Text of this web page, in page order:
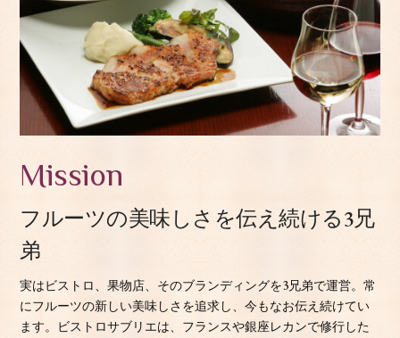
Mission
フルーツの美味しさを伝え続ける3兄
弟
実はビストロ、果物店、そのブランディングを3兄弟で運営。常
にフルーツの新しい美味しさを追求し、今もなお伝え続けてい
ます。ビストロサブリエは、フランスや銀座レカンで修行した